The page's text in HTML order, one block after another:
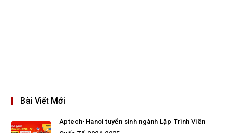
Bài Viết Mới
Aptech-Hanoi tuyển sinh ngành Lập Trình Viên